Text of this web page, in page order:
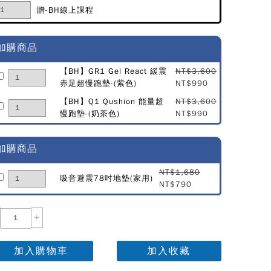
贈-BH線上課程
購商品
【BH】GR1 Gel React 緩震
赤足超慢跑墊-(紫色)
NT$3,600
NT$990
【BH】Q1 Qushion 能量超
慢跑墊-(奶茶色)
NT$3,600
NT$990
購商品
吸音避震78吋地墊(家用)
NT$1,680
NT$790
+
加入購物車 加入收藏